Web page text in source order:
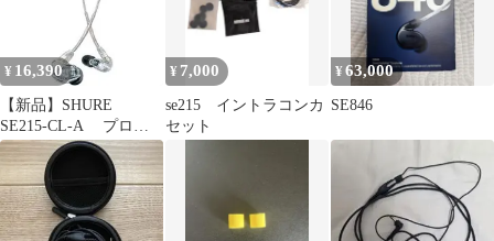
¥ 16,390
【新品】SHURE
SE215-CL-A プロフ
ェッショナル 高遮音性
イヤホン クリアー ヘ
ッドホン イヤホン
シュア
¥ 7,000
se215 イントラコンカ
セット
¥63,000
SE846